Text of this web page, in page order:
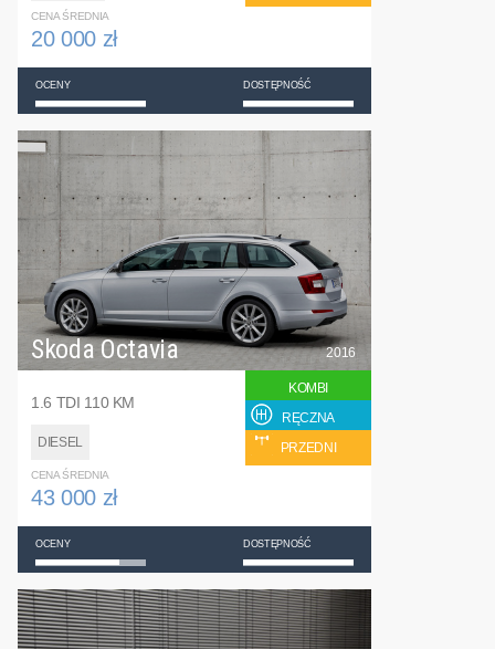
CENA ŚREDNIA
20 000 zł
OCENY DOSTĘPNOŚĆ
Skoda Octavia
1.6 TDI 110 KM
DIESEL
2016
KOMBI
RĘCZNA
PRZEDNI
CENA ŚREDNIA
43 000 zł
OCENY DOSTĘPNOŚĆ